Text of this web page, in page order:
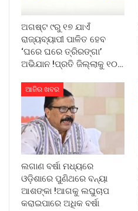
ଅଗଷ୍ଟ ୯ରୁ ୧୭ ଯାଏଁ
ରାଜ୍ୟବ୍ୟାପୀ ପାଳିତ ହେବ
‘ଘରେ ଘରେ ତ୍ରିରଙ୍ଗା’
ଅଭିଯାନ !ପ୍ରତି ଜିଲ୍ଲାକୁ ୧୦…
ଆଜିର ଖବର
ଲଗାଣ ବର୍ଷା ମଧ୍ୟରେ
ଓଡ଼ିଶାରେ ପୁଣିଥରେ ବନ୍ୟା
ଆଶଙ୍କା !ଆଗକୁ ଲଘୁଚାପ
କରାଇପାରେ ଅଧିକ ବର୍ଷା